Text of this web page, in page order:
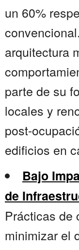
un 60%
arquitectura
parte de su
locales y
post-
edificios en
Bajo
de
Prácticas de
minimizar el